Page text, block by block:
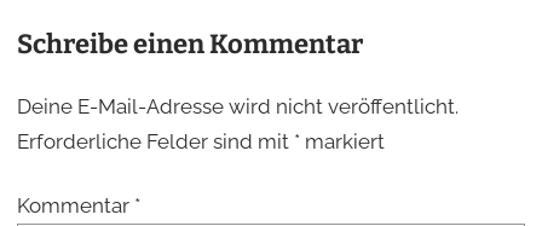
Schreibe einen Kommentar
Deine E-Mail-Adresse wird nicht veröffentlicht.
Erforderliche Felder sind mit *markiert
Kommentar *